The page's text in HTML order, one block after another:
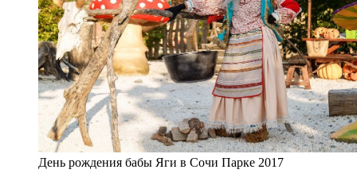
День рождения бабы Яги в Сочи Парке 2017